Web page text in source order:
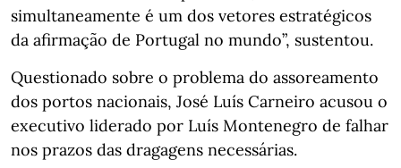
simultaneamente é um dos vetores estratégicos
da afirmação de Portugal no mundo”, sustentou.
Questionado sobre o problema do assoreamento
dos portos nacionais, José Luís Carneiro acusou o
executivo liderado por Luís Montenegro de falhar
nos prazos das dragagens necessárias.